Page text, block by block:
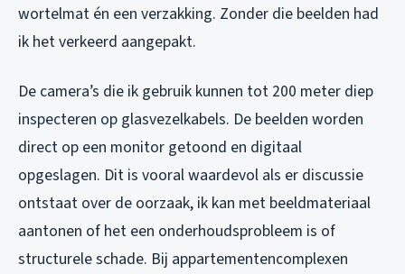
wortelmat én een verzakking. Zonder die beelden had
ik het verkeerd aangepakt.
De camera’s die ik gebruik kunnen tot 200 meter diep
inspecteren op glasvezelkabels. De beelden worden
direct op een monitor getoond en digitaal
opgeslagen. Dit is vooral waardevol als er discussie
ontstaat over de oorzaak, ik kan met beeldmateriaal
aantonen of het een onderhoudsprobleem is of
structurele schade. Bij appartementencomplexen